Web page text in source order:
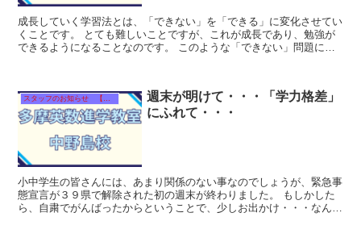
成長していく学習法とは、「できない」を「できる」に変化させてい
くことです。 とても難しいことですが、これが成長であり、勉強が
できるようになることなのです。 このような「できない」問題にも
スタッフのお知らせ 【それぞれのタイトルをクリック！】
週末が明けて・・・「学力格差」
にふれて・・・
小中学生の皆さんには、あまり関係のない事なのでしょうが、緊急事
態宣言が３９県で解除された初の週末が終わりました。 もしかした
ら、自粛でがんばったからということで、少しお出かけ・・・なんて